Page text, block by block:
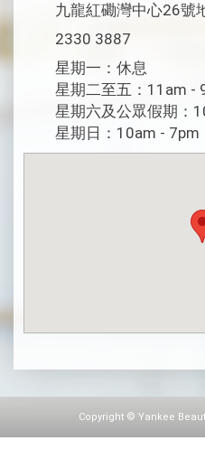
九龍紅磡灣中心26號
2330 3887
星期一：休息
星期二至五：11am -
星期六及公眾假期：
星期日：10am - 7pm
Copyright © Yankee